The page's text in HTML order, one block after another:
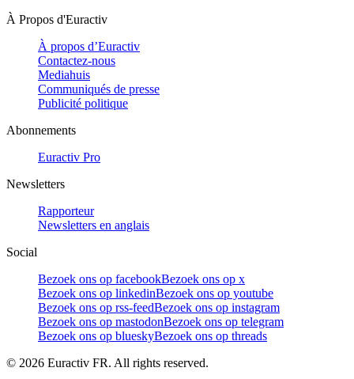
À Propos d'Euractiv
À propos d’Euractiv
Contactez-nous
Mediahuis
Communiqués de presse
Publicité politique
Abonnements
Euractiv Pro
Newsletters
Rapporteur
Newsletters en anglais
Social
Bezoek ons op facebookBezoek ons op x
Bezoek ons op linkedinBezoek ons op youtube
Bezoek ons op rss-feedBezoek ons op instagram
Bezoek ons op mastodonBezoek ons op telegram
Bezoek ons op blueskyBezoek ons op threads
© 2026 Euractiv FR. All rights reserved.